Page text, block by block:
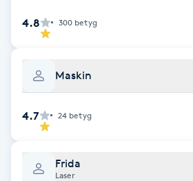
Ortopedi
Paraffinbehandling
4.8 300 betyg
Maskin
4.7 24 betyg
Frida
Laser